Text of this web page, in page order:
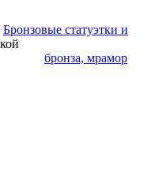
Бронзовые статуэтки и
бронза, мрамор